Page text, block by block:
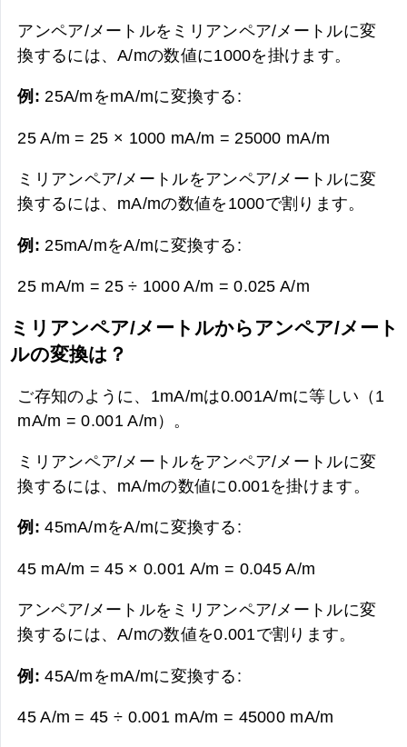
アンペア/メートルをミリアンペア/メートルに変
換するには、A/mの数値に1000を掛けます。
例:25A/mをmA/mに変換する:
25 A/m = 25 × 1000 mA/m = 25000 mA/m
ミリアンペア/メートルをアンペア/メートルに変
換するには、mA/mの数値を1000で割ります。
例: 25mA/mをA/mに変換する:
25 mA/m = 25 ÷ 1000 A/m =0.025 A/m
ミリアンペア/メートルからアンペア/メート
ルの変換は？
ご存知のように、1mA/mは0.001A/mに等しい（1
mA/m = 0.001 A/m）。
ミリアンペア/メートルをアンペア/メートルに変
換するには、mA/mの数値に0.001を掛けます。
例:45mA/mをA/mに変換する:
45 mA/m = 45 × 0.001 A/m = 0.045 A/m
アンペア/メートルをミリアンペア/メートルに変
換するには、A/mの数値を0.001で割ります。
例:45A/mをmA/mに変換する:
45 A/m = 45 ÷ 0.001 mA/m = 45000 mA/m